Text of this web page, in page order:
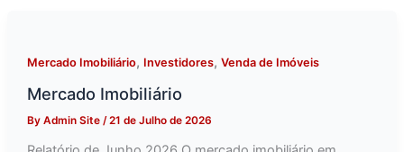
Mercado Imobiliário, Investidores, Venda de Imóveis
Mercado Imobiliário
By Admin Site /21 de Julho de 2026